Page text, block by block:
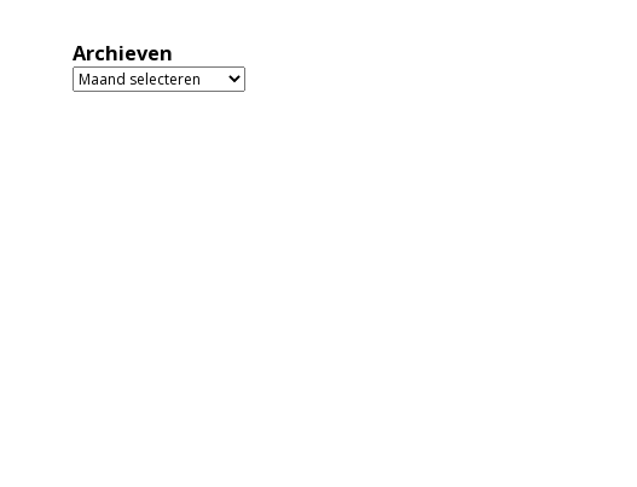
Archieven
Archieven